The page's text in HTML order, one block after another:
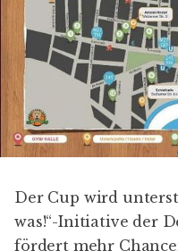
Der Cup wird
was!“-Initiative der
fördert mehr